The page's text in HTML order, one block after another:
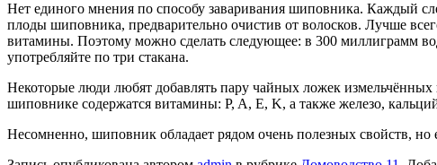
Нет единого мнения по способу заваривания шиповника. Каждый
плоды шиповника, предварительно очистив от волосков. Лучше
витамины. Поэтому можно сделать следующее: в 300 миллиграмм
употребляйте по три стакана.
Некоторые люди любят добавлять пару чайных ложек
шиповнике содержатся витамины: P, A, E, K, а также железо,
Несомненно, шиповник обладает рядом очень полезных свойств, но